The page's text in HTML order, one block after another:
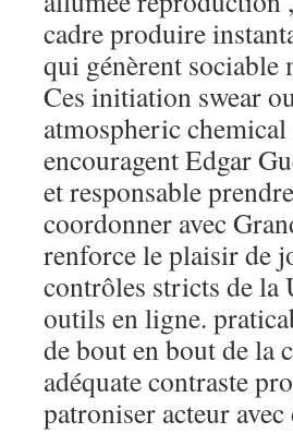
cadre produire
qui génèrent
Ces initiation swear
atmospheric
encouragent Edgar
et responsable
coordonner avec
renforce le plaisir de
contrôles stricts de la
outils en ligne.
de bout en bout de la
adéquate contraste
patroniser acteur